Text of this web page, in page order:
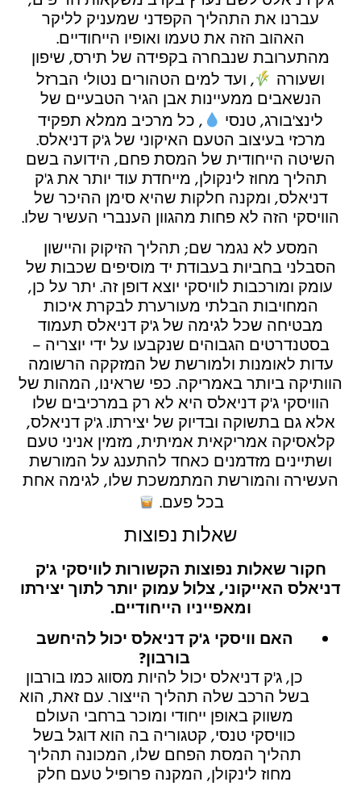
עברנו את התהליך הקפדני שמעניק לליקר
האהוב הזה את טעמו ואופיו הייחודיים.
מהתערובת שנבחרה בקפידה של תירס, שיפון
ושעורה , ועד למים הטהורים נטולי הברזל
הנשאבים ממעיינות אבן הגיר הטבעיים של
לינצ'בורג, טנסי , כל מרכיב ממלא תפקיד
מרכזי בעיצוב הטעם האיקוני של ג'ק דניאלס.
השיטה הייחודית של המסת פחם, הידועה בשם
תהליך מחוז לינקולן, מייחדת עוד יותר את ג'ק
דניאלס, ומקנה חלקות שהיא סימן ההיכר של
הוויסקי הזה לא פחות מהגוון הענברי העשיר שלו.
המסע לא נגמר שם; תהליך הזיקוק והיישון
הסבלני בחביות בעבודת יד מוסיפים שכבות של
עומק ומורכבות לוויסקי יוצא דופן זה. יתר על כן,
המחויבות הבלתי מעורערת לבקרת איכות
מבטיחה שכל לגימה של ג'ק דניאלס תעמוד
בסטנדרטים הגבוהים שנקבעו על ידי יוצריה –
עדות לאומנות ולמורשת של המזקקה הרשומה
הוותיקה ביותר באמריקה. כפי שראינו, המהות של
הוויסקי ג'ק דניאלס היא לא רק במרכיבים שלו
אלא גם בתשוקה ובדיוק של יצירתו. ג'ק דניאלס,
קלאסיקה אמריקאית אמיתית, מזמין אניני טעם
ושתיינים מזדמנים כאחד להתענג על המורשת
העשירה והמורשת המתמשכת שלו, לגימה אחת
בכל פעם.
שאלות נפוצות
חקור שאלות נפוצות הקשורות לוויסקי ג'ק
דניאלס האייקוני, צלול עמוק יותר לתוך יצירתו
ומאפייניו הייחודיים.
האם וויסקי ג'ק דניאלס יכול להיחשב
בורבון?
כן, ג'ק דניאלס יכול להיות מסווג כמו בורבון
בשל הרכב שלה תהליך הייצור. עם זאת, הוא
משווק באופן ייחודי ומוכר ברחבי העולם
כוויסקי טנסי, קטגוריה בה הוא דוגל בשל
תהליך המסת הפחם שלו, המכונה תהליך
מחוז לינקולן, המקנה פרופיל טעם חלק